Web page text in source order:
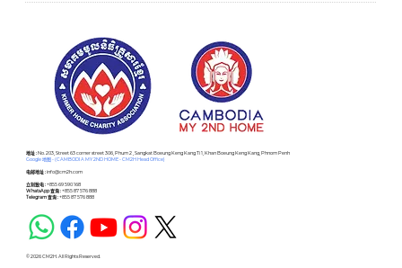
​地址 : No. 203, Street 63 corner street 306, Phum 2 , Sangkat Boeung Keng Kang Ti 1, Khan Boeung Keng Kang, Phnom Penh
Google 地图 - (CAMBODIA MY 2ND HOME - CM2H Head Office)
电邮地址 :info@cm2h.com
立刻致电 :+855 69 590 168
WhatsApp 查询 :+855 87 576 888
Telegram 查询 :+855 87 576 888
© 2026 CM2H. All Rights Reserved.